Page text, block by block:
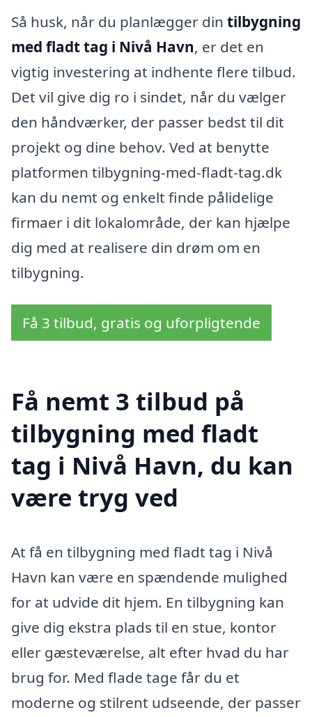
Så husk, når du planlægger din tilbygning
med fladt tag i Nivå Havn, er det en
vigtig investering at indhente flere tilbud.
Det vil give dig ro i sindet, når du vælger
den håndværker, der passer bedst til dit
projekt og dine behov. Ved at benytte
platformen tilbygning-med-fladt-tag.dk
kan du nemt og enkelt finde pålidelige
firmaer i dit lokalområde, der kan hjælpe
dig med at realisere din drøm om en
tilbygning.
Få 3 tilbud, gratis og uforpligtende
Få nemt 3 tilbud på
tilbygning med fladt
tag i Nivå Havn, du kan
være tryg ved
At få en tilbygning med fladt tag i Nivå
Havn kan være en spændende mulighed
for at udvide dit hjem. En tilbygning kan
give dig ekstra plads til en stue, kontor
eller gæsteværelse, alt efter hvad du har
brug for. Med flade tage får du et
moderne og stilrent udseende, der passer